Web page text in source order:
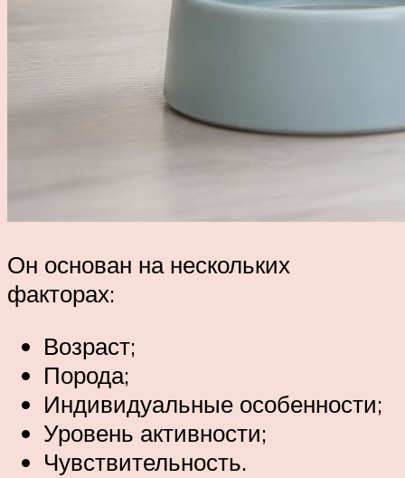
Он основан на нескольких
факторах:
Возраст;
Порода;
Индивидуальные особенности;
Уровень активности;
Чувствительность.